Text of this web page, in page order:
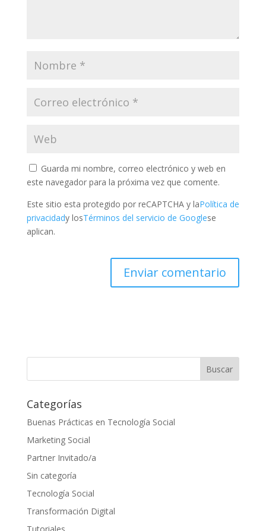
Guarda mi nombre, correo electrónico y web en
este navegador para la próxima vez que comente.
Este sitio esta protegido por reCAPTCHA y laPolítica de
privacidady losTérminos del servicio de Googlese
aplican.
Categorías
Buenas Prácticas en Tecnología Social
Marketing Social
Partner Invitado/a
Sin categoría
Tecnología Social
Transformación Digital